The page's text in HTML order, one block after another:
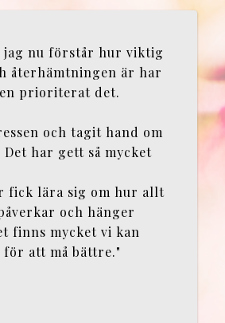
jag nu förstår hur viktig
återhämtningen är har
prioriterat det.
och tagit hand om
har gett så mycket
fick lära sig om hur allt
och hänger
finns mycket vi kan
för att må bättre."